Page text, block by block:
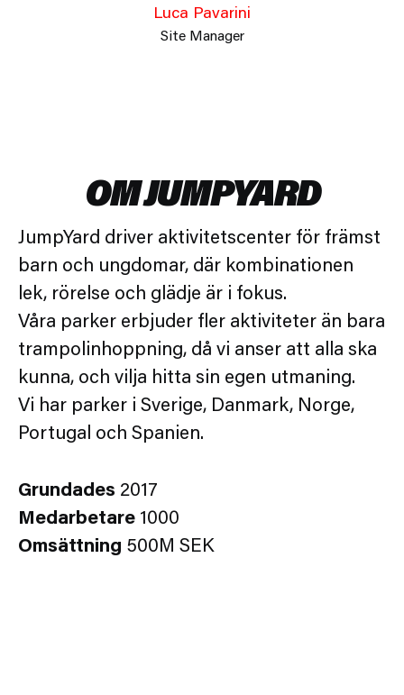
Luca Pavarini
Site Manager
OM JUMPYARD
JumpYard driver aktivitetscenter för främst
barn och ungdomar, där kombinationen
lek, rörelse och glädje är i fokus.
Våra parker erbjuder fler aktiviteter än bara
trampolinhoppning, då vi anser att alla ska
kunna, och vilja hitta sin egen utmaning.
Vi har parker i Sverige, Danmark, Norge,
Portugal och Spanien.
Grundades 2017
Medarbetare 1000
Omsättning 500M SEK